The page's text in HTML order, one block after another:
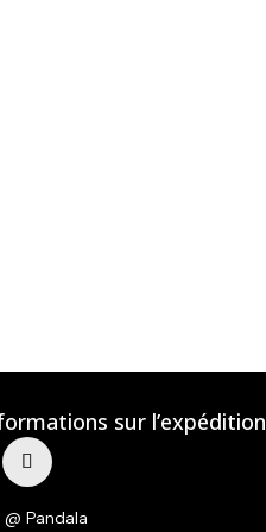
sur l’expédition
Pandala